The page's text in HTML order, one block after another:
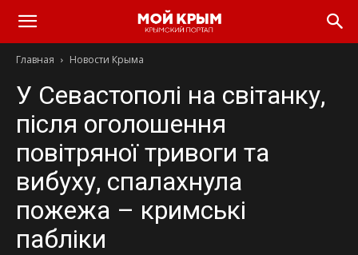
Главная Новости Крыма
У Севастополі на світанку,
після оголошення
повітряної тривоги та
вибуху, спалахнула
пожежа – кримські
пабліки